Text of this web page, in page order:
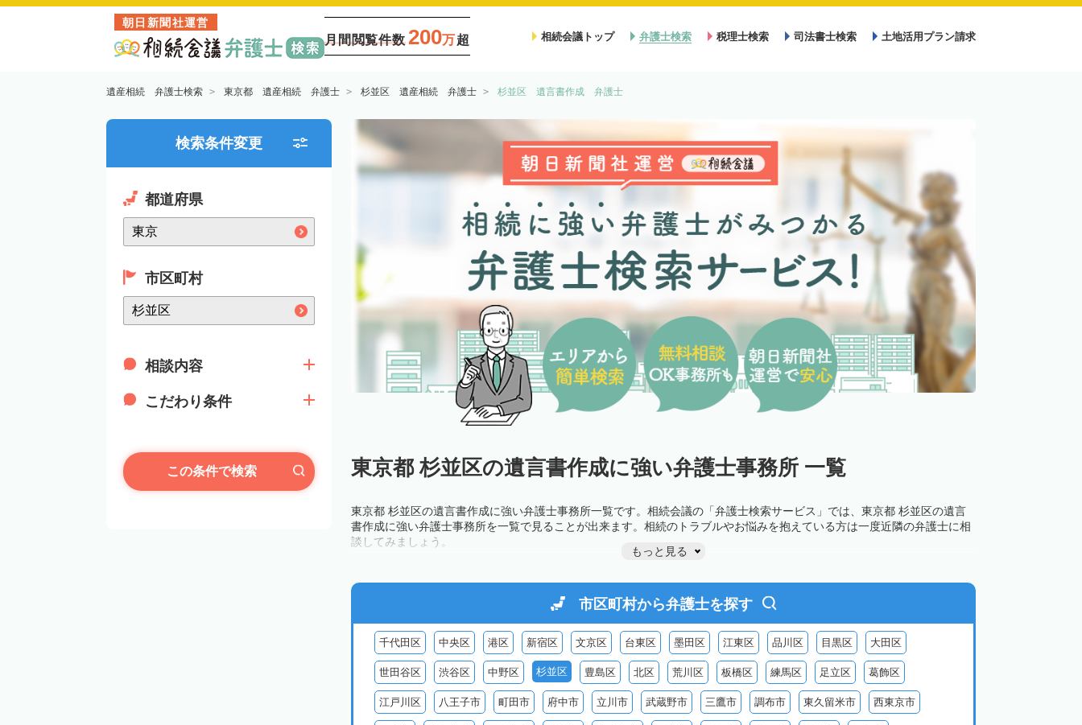
朝日新聞社運営
月間閲覧件数 200万超 相続会議トップ 弁護士検索 税理士検索 司法書士検索 土地活用プラン請求
遺産相続 弁護士検索 東京都 遺産相続 弁護士 杉並区 遺産相続 弁護士 杉並区 遺言書作成 弁護士
検索条件変更
都道府県
市区町村
相談内容
こだわり条件
この条件で検索 東京都 杉並区の遺言書作成に強い弁護士事務所 一覧
東京都 杉並区の遺言書作成に強い弁護士事務所一覧です。相続会議の「弁護士検索サービス」では、東京都 杉並区の遺言
書作成に強い弁護士事務所を一覧で見ることが出来ます。相続のトラブルやお悩みを抱えている方は一度近隣の弁護士に相
談してみましょう。
もっと見る
市区町村から弁護士を探す
千代田区 中央区 港区 新宿区 文京区 台東区 墨田区 江東区 品川区 目黒区 大田区
世田谷区 渋谷区 中野区 杉並区 豊島区 北区 荒川区 板橋区 練馬区 足立区 葛飾区
江戸川区 八王子市 町田市 府中市 立川市 武蔵野市 三鷹市 調布市 東久留米市 西東京市